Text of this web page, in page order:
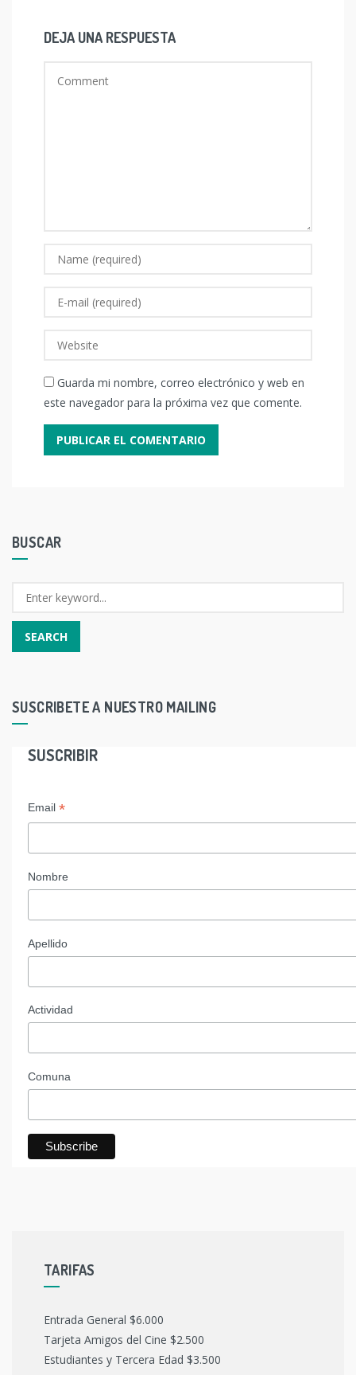
DEJA UNA RESPUESTA
Guarda mi nombre, correo electrónico y web en
este navegador para la próxima vez que comente.
BUSCAR
SUSCRIBETE A NUESTRO MAILING
SUSCRIBIR
Email *
Nombre
Apellido
Actividad
Comuna
TARIFAS
Entrada General $6.000
Tarjeta Amigos del Cine $2.500
Estudiantes y Tercera Edad $3.500